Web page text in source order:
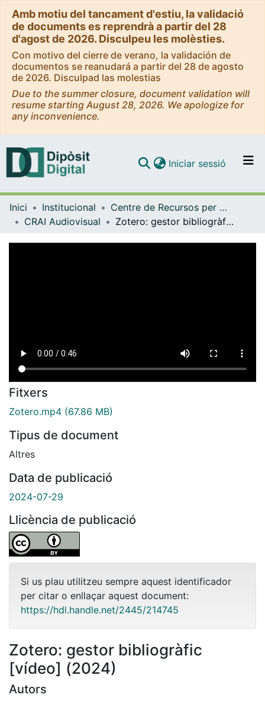
Amb motiu del tancament d'estiu, la validació
de documents es reprendrà a partir del 28
d'agost de 2026. Disculpeu les molèsties.
Con motivo del cierre de verano, la validación de
documentos se reanudará a partir del 28 de agosto
de 2026. Disculpad las molestias
Due to the summer closure, document validation will
resume starting August 28, 2026. We apologize for
any inconvenience.
Navega per tot el DD
Com publicar
Iniciar sessió (current)
Inici Institucional
Centre de Recursos per a l'Aprenentatge i la Investigació (CRAI-UB) - Institucional
CRAI Audiovisual
Zotero: gestor bibliogràfic [vídeo] (2024)
Fitxers
Zotero.mp4 (67.86 MB)
Tipus de document
Altres
Data de publicació
2024-07-29
Llicència de publicació
Si us plau utilitzeu sempre aquest identificador
per citar o enllaçar aquest document:
https://hdl.handle.net/2445/214745
Zotero: gestor bibliogràfic
[vídeo] (2024)
Autors